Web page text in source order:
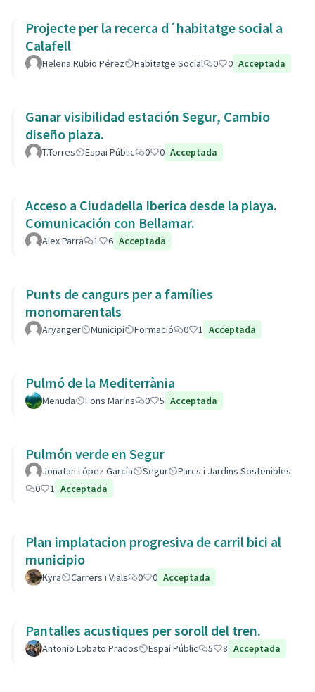
Projecte per la recerca d´habitatge social a
Calafell
Helena Rubio Pérez Habitatge Social 0 0 Acceptada
Ganar visibilidad estación Segur, Cambio
diseño plaza.
T.Torres Espai Públic 0 0 Acceptada
Acceso a Ciudadella Iberica desde la playa.
Comunicación con Bellamar.
Alex Parra 1 6 Acceptada
Punts de cangurs per a famílies
monomarentals
Aryanger Municipi Formació 0 1 Acceptada
Pulmó de la Mediterrània
Menuda Fons Marins 0 5 Acceptada
Pulmón verde en Segur
Jonatan López García Segur
Parcs i Jardins Sostenibles
0
1 Acceptada
Plan implatacion progresiva de carril bici al
municipio
Kyra Carrers i Vials 0 0 Acceptada
Pantalles acustiques per soroll del tren.
Antonio Lobato Prados Espai Públic 5 8 Acceptada